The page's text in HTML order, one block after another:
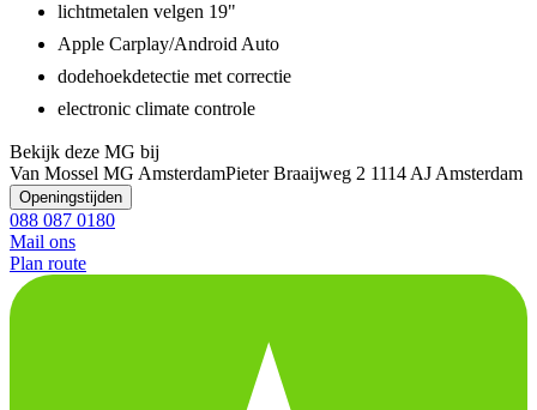
lichtmetalen velgen 19"
Apple Carplay/Android Auto
dodehoekdetectie met correctie
electronic climate controle
Bekijk deze MG bij
Van Mossel MG AmsterdamPieter Braaijweg 2 1114 AJ Amsterdam
Openingstijden
088 087 0180
Mail ons
Plan route